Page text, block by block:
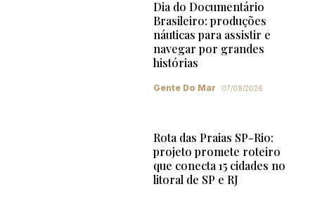
Dia do Documentário
Brasileiro: produções
náuticas para assistir e
navegar por grandes
histórias
Gente Do Mar 07/08/2026
Rota das Praias SP-Rio:
projeto promete roteiro
que conecta 15 cidades no
litoral de SP e RJ